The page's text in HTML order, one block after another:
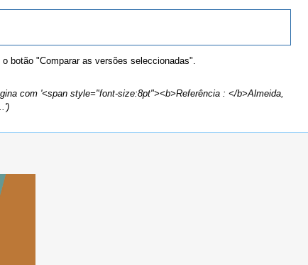
botão "Comparar as versões seleccionadas".
com '<span style="font-size:8pt"><b>Referência : </b>Almeida,